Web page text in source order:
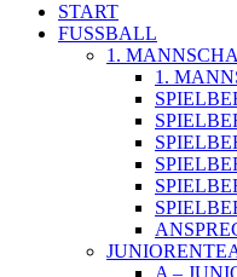
START
FUSSBALL
1.
1.
A –